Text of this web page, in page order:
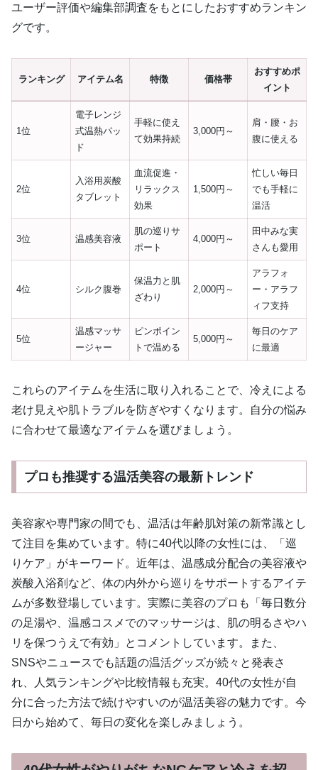
ユーザー評価や編集部調査をもとにしたおすすめランキン
グです。
ランキング アイテム名 特徴 価格帯
おすすめポ
イント
1位
電子レンジ
式温熱パッ
ド
手軽に使え
て効果持続
3,000円～
肩・腰・お
腹に使える
2位
入浴用炭酸
タブレット
血流促進・
リラックス
効果
1,500円～
忙しい毎日
でも手軽に
温活
3位 温感美容液
肌の巡りサ
ポート
4,000円～
田中みな実
さんも愛用
4位 シルク腹巻
保温力と肌
ざわり
2,000円～
アラフォ
ー・アラフ
ィフ支持
5位
温感マッサ
ージャー
ピンポイン
トで温める
5,000円～
毎日のケア
に最適
これらのアイテムを生活に取り入れることで、冷えによる
老け見えや肌トラブルを防ぎやすくなります。自分の悩み
に合わせて最適なアイテムを選びましょう。
プロも推奨する温活美容の最新トレンド
美容家や専門家の間でも、温活は年齢肌対策の新常識とし
て注目を集めています。特に40代以降の女性には、「巡
りケア」がキーワード。近年は、温感成分配合の美容液や
炭酸入浴剤など、体の内外から巡りをサポートするアイテ
ムが多数登場しています。実際に美容のプロも「毎日数分
の足湯や、温感コスメでのマッサージは、肌の明るさやハ
リを保つうえで有効」とコメントしています。また、
SNSやニュースでも話題の温活グッズが続々と発表さ
れ、人気ランキングや比較情報も充実。40代の女性が自
分に合った方法で続けやすいのが温活美容の魅力です。今
日から始めて、毎日の変化を楽しみましょう。